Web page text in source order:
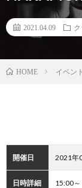
2021.04.09
HOME イベント
開催日 2021年
日時詳細 15:00～